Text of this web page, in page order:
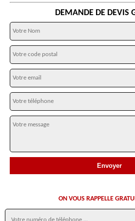
DEMANDE DE DEVIS
ON VOUS RAPPELLE